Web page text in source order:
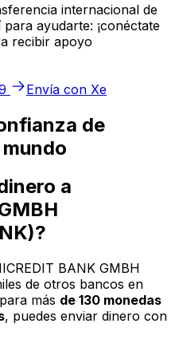
internacional de
ayudarte: ¡conéctate
recibir apoyo
Envía con Xe
de
a
BANK GMBH
de otros bancos en
más de 130 monedas
, puedes enviar dinero con